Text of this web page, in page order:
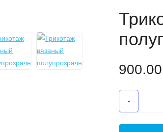
900.00
-